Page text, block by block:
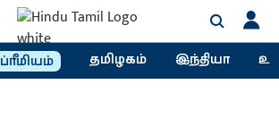
ப்ரீமியம் தமிழகம் இந்தியா